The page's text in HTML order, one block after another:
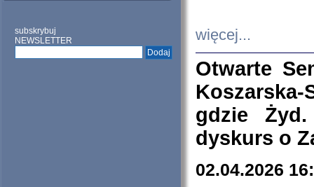
subskrybuj
NEWSLETTER
więcej...
Otwarte
Koszarska-
gdzie
dyskurs o
02.04.2026